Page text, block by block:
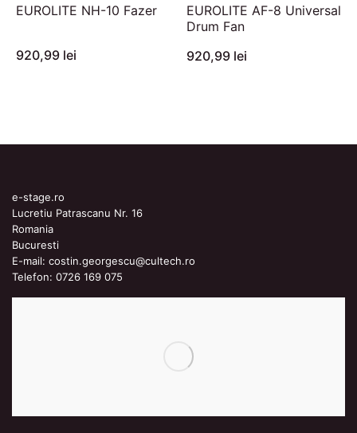
EUROLITE NH-10 Fazer
920,99 lei
EUROLITE AF-8 Universal
Drum Fan
920,99 lei
e-stage.ro
Lucretiu Patrascanu Nr. 16
Romania
Bucuresti
E-mail: costin.georgescu@cultech.ro
Telefon: 0726 169 075